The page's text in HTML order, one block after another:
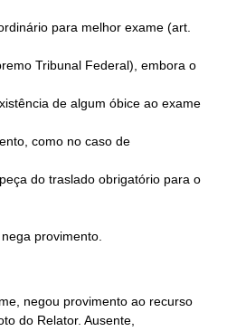
provimento.
negou provimento ao recurso
do Relator. Ausente,